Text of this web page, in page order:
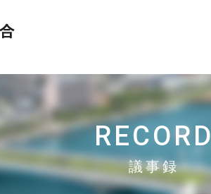
RECORD
議事録